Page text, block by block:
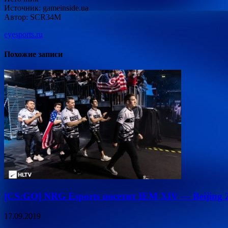
Источник: gameinside.ua
Автор: SCR34M
eyesports.ru
Похожие записи
[CS:GO] NRG Esports посетит IEM XIV — Beijing
17.09.2019